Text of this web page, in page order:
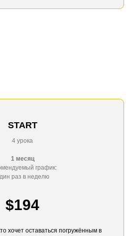
START
4 урока
1 месяц
график:
раз в неделю
$194
хочет оставаться погружённым в